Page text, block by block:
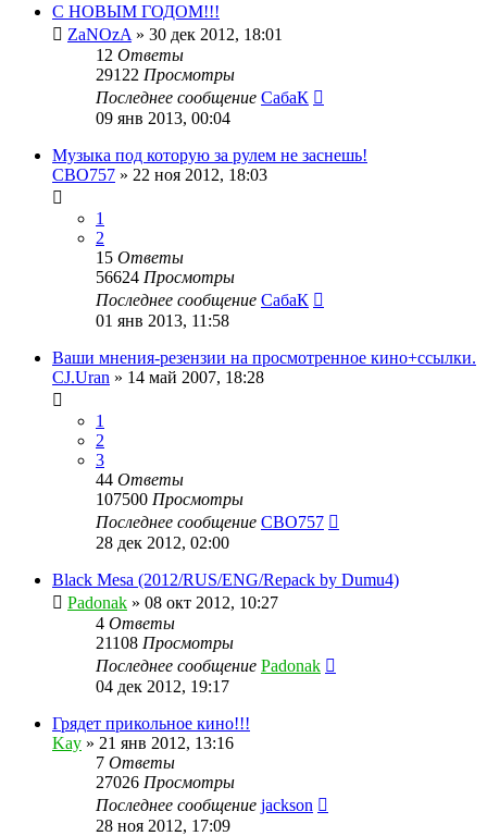
С НОВЫМ ГОДОМ!!!
ZaNOzA » 30 дек 2012, 18:01
12 Ответы
29122 Просмотры
Последнее сообщение СабаК
09 янв 2013, 00:04
Музыка под которую за рулем не заснешь!
CBO757 » 22 ноя 2012, 18:03
1
2
15 Ответы
56624 Просмотры
Последнее сообщение СабаК
01 янв 2013, 11:58
Ваши мнения-резензии на просмотренное кино+ссылки.
CJ.Uran » 14 май 2007, 18:28
1
2
3
44 Ответы
107500 Просмотры
Последнее сообщение CBO757
28 дек 2012, 02:00
Black Mesa (2012/RUS/ENG/Repack by Dumu4)
Padonak » 08 окт 2012, 10:27
4 Ответы
21108 Просмотры
Последнее сообщение Padonak
04 дек 2012, 19:17
Грядет прикольное кино!!!
Kay » 21 янв 2012, 13:16
7 Ответы
27026 Просмотры
Последнее сообщение jackson
28 ноя 2012, 17:09